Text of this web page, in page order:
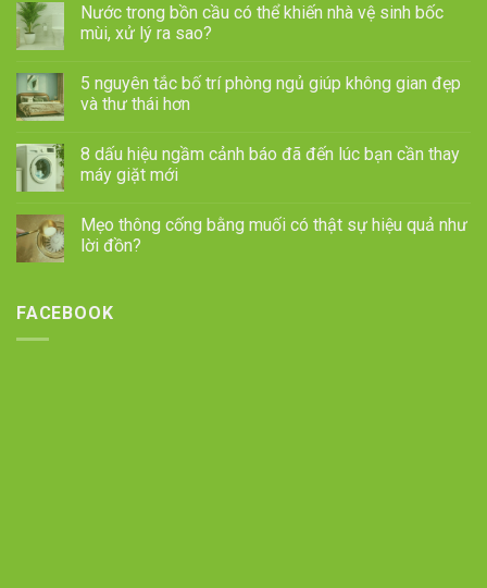
Nước trong bồn cầu có thể khiến nhà vệ sinh bốc
mùi, xử lý ra sao?
5 nguyên tắc bố trí phòng ngủ giúp không gian đẹp
và thư thái hơn
8 dấu hiệu ngầm cảnh báo đã đến lúc bạn cần thay
máy giặt mới
Mẹo thông cống bằng muối có thật sự hiệu quả như
lời đồn?
FACEBOOK